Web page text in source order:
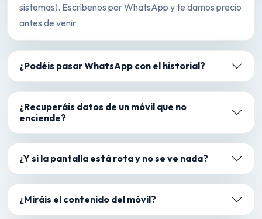
sistemas). Escríbenos por WhatsApp y te damos precio
antes de venir.
¿Podéis pasar WhatsApp con el historial?
¿Recuperáis datos de un móvil que no
enciende?
¿Y si la pantalla está rota y no se ve nada?
¿Miráis el contenido del móvil?